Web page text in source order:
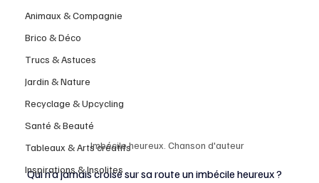
Animaux & Compagnie
Brico & Déco
Trucs & Astuces
Jardin & Nature
Recyclage & Upcycling
Santé & Beauté
Tableaux & Arts créatifs
Inspirations & Insolites
Imbécile heureux. Chanson d'auteur
Qui n’a jamais croisé sur sa route un imbécile heureux ?